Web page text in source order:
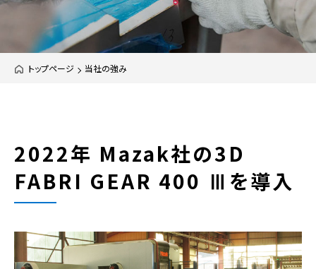
トップページ 当社の強み
2022年 Mazak社の3D
FABRI GEAR 400 Ⅲを導入